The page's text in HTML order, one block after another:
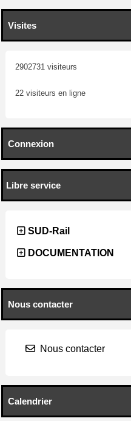
Visites
2902731 visiteurs
22 visiteurs en ligne
Connexion
Libre service
SUD-Rail
DOCUMENTATION
Nous contacter
Nous contacter
Calendrier